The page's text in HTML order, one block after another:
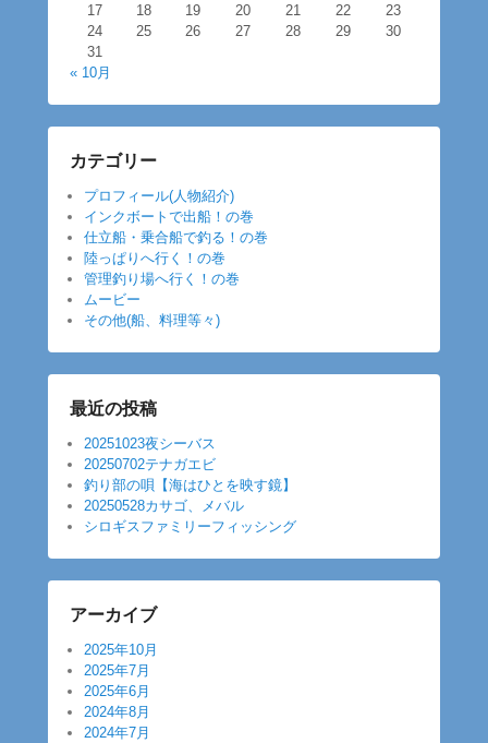
17
18 19 20 21 22
23
24
25 26 27 28 29
30
31
« 10月
カテゴリー
プロフィール(人物紹介)
インクボートで出船！の巻
仕立船・乗合船で釣る！の巻
陸っぱりへ行く！の巻
管理釣り場へ行く！の巻
ムービー
その他(船、料理等々)
最近の投稿
20251023夜シーバス
20250702テナガエビ
釣り部の唄【海はひとを映す鏡】
20250528カサゴ、メバル
シロギスファミリーフィッシング
アーカイブ
2025年10月
2025年7月
2025年6月
2024年8月
2024年7月